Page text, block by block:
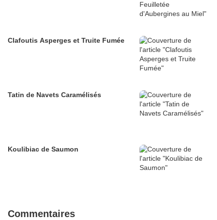
Clafoutis Asperges et Truite Fumée
Tatin de Navets Caramélisés
Koulibiac de Saumon
Commentaires